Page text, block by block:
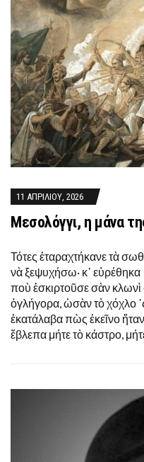
11 ΑΠΡΙΛΊΟΥ, 2026
Μεσολόγγι, η μάνα
Τότες ἐταραχτήκανε τὰ
νὰ ξεψυχήσω· κ᾿ εὑρέθηκα
ποὺ ἐσκιρτοῦσε σὰν κλωνὶ
ὀγλήγορα, ὡσὰν τὸ χόχλο
ἐκατάλαβα πὼς ἐκεῖνο
ἔβλεπα μήτε τὸ κάστρο,